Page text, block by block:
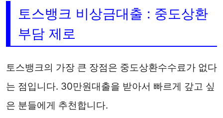
토스뱅크 비상금대출 : 중도상환
부담 제로
토스뱅크의 가장 큰 장점은 중도상환수수료가 없다
는 점입니다. 30만원대출을 받아서 빠르게 갚고 싶
은 분들에게 추천합니다.